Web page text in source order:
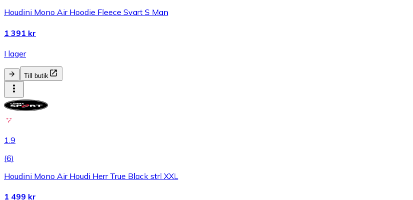
Houdini Mono Air Hoodie Fleece Svart S Man
1 391 kr
I lager
Till butik
1.9
(6)
Houdini Mono Air Houdi Herr True Black strl XXL
1 499 kr